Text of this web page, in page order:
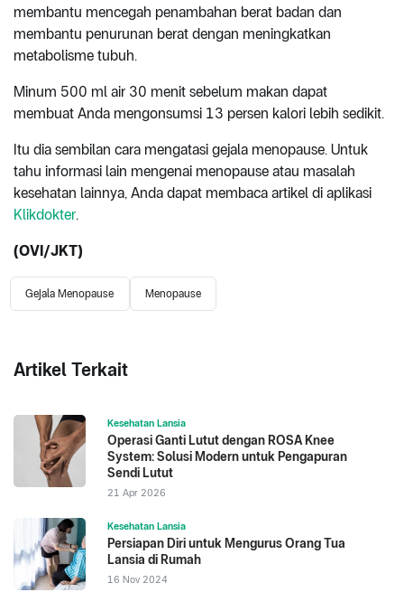
membantu mencegah penambahan berat badan dan
membantu penurunan berat dengan meningkatkan
metabolisme tubuh.
Minum 500 ml air 30 menit sebelum makan dapat
membuat Anda mengonsumsi 13 persen kalori lebih sedikit.
Itu dia sembilan cara mengatasi gejala menopause. Untuk
tahu informasi lain mengenai menopause atau masalah
kesehatan lainnya, Anda dapat membaca artikel di aplikasi
Klikdokter.
(OVI/JKT)
Gejala Menopause Menopause
Artikel Terkait
Kesehatan Lansia
Operasi Ganti Lutut dengan ROSA Knee
System: Solusi Modern untuk Pengapuran
Sendi Lutut
21 Apr 2026
Kesehatan Lansia
Persiapan Diri untuk Mengurus Orang Tua
Lansia di Rumah
16 Nov 2024